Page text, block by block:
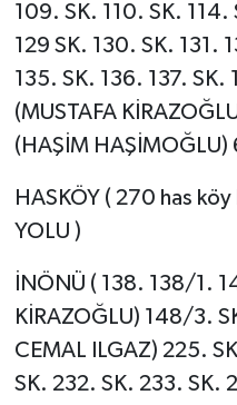
109. SK. 110. SK. 114.
129 SK. 130. SK. 131.
135. SK. 136. 137.
(MUSTAFA
(HAŞİM HAŞİMOĞLU)
HASKÖY ( 270 has
YOLU )
İNÖNÜ ( 138. 138/1.
KİRAZOĞLU) 148/3.
CEMAL ILGAZ) 225.
SK. 232. SK. 233. SK.